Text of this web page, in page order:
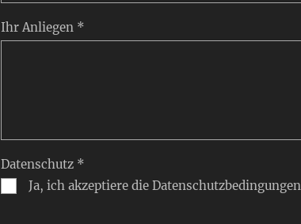
Ihr Anliegen *
Datenschutz *
Ja, ich akzeptiere die Datenschutzbedingungen